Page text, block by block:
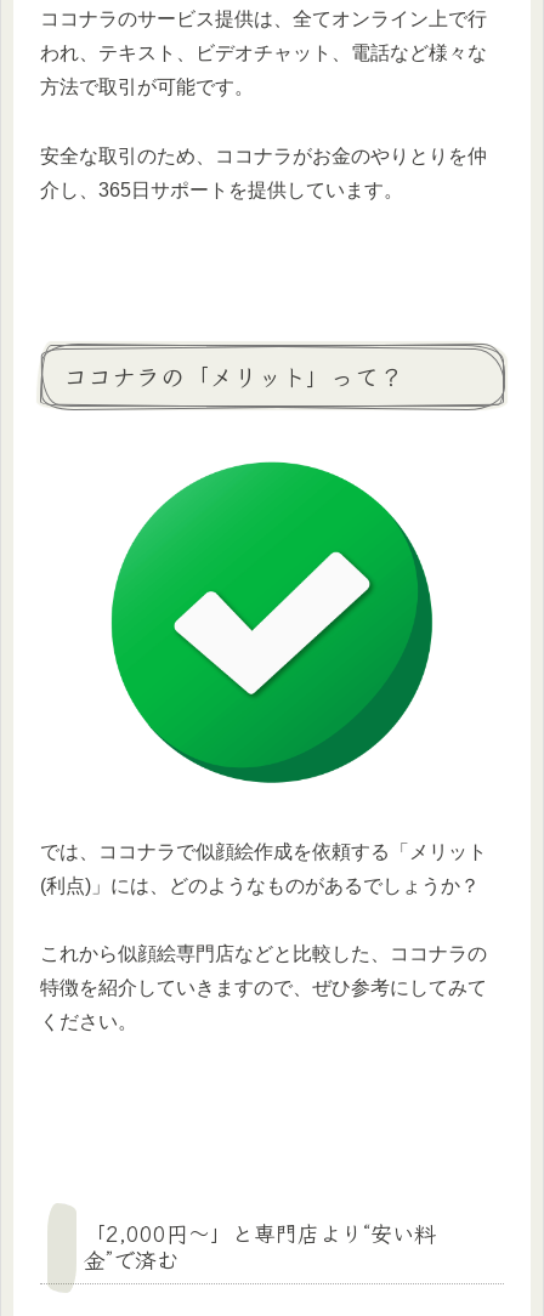
ココナラのサービス提供は、全てオンライン上で行
われ、テキスト、ビデオチャット、電話など様々な
方法で取引が可能です。
安全な取引のため、ココナラがお金のやりとりを仲
介し、365日サポートを提供しています。
ココナラの「メリット」って？
では、ココナラで似顔絵作成を依頼する「メリット
(利点)」には、どのようなものがあるでしょうか？
これから似顔絵専門店などと比較した、ココナラの
特徴を紹介していきますので、ぜひ参考にしてみて
ください。
「2,000円～」と専門店より“安い料
金”で済む